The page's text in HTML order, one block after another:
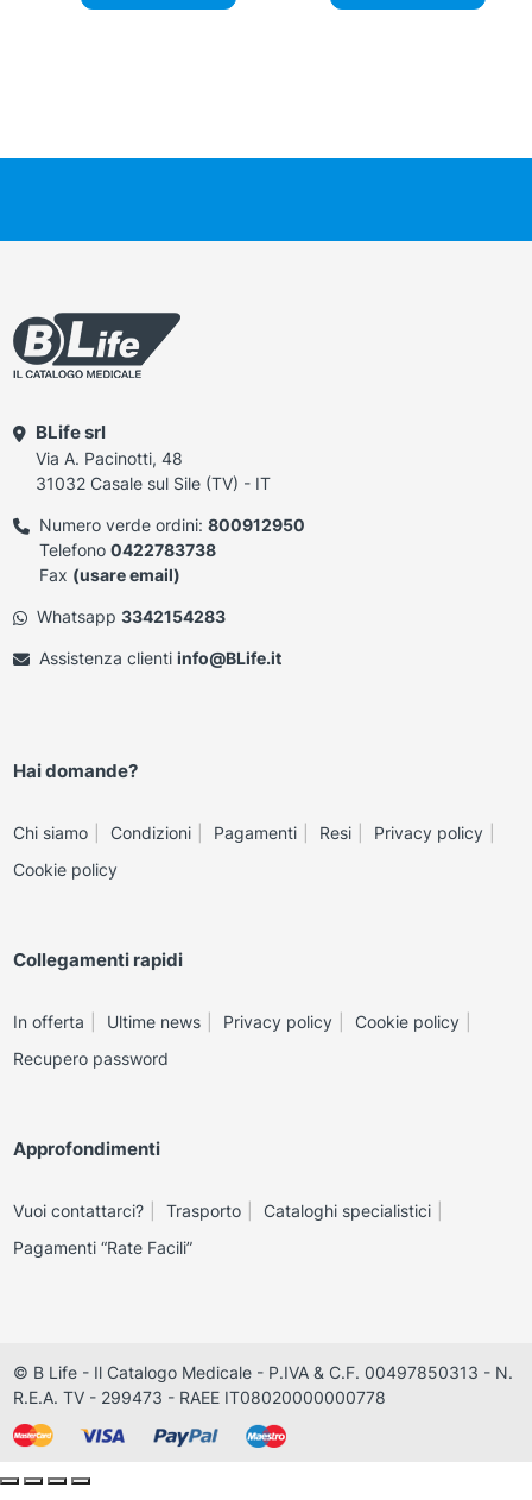
BLife srl
Via A. Pacinotti, 48
31032 Casale sul Sile (TV) - IT
Numero verde ordini: 800912950
Telefono 0422783738
Fax (usare email)
Whatsapp 3342154283
Assistenza clienti info@BLife.it
Hai domande?
Chi siamo Condizioni Pagamenti Resi
Privacy policy
Cookie policy
Collegamenti rapidi
In offerta Ultime news Privacy policy
Cookie policy
Recupero password
Approfondimenti
Vuoi contattarci? Trasporto
Cataloghi specialistici
Pagamenti “Rate Facili”
© B Life - Il Catalogo Medicale - P.IVA & C.F. 00497850313 - N.
R.E.A. TV - 299473 - RAEE IT08020000000778